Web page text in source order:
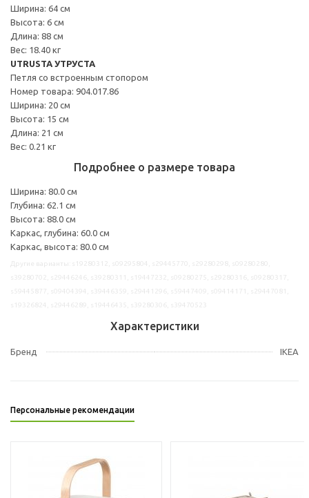
Ширина: 64 см
Высота: 6 см
Длина: 88 см
Вес: 18.40 кг
UTRUSTA УТРУСТА
Петля со встроенным стопором
Номер товара: 904.017.86
Ширина: 20 см
Высота: 15 см
Длина: 21 см
Вес: 0.21 кг
Подробнее о размере товара
Ширина: 80.0 см
Глубина: 62.1 см
Высота: 88.0 см
Каркас, глубина: 60.0 см
Каркас, высота: 80.0 см
Характеристики
Бренд IKEA
Персональные рекомендации